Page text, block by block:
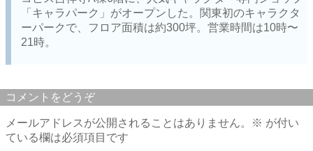
「キャラパーク」がオープンした。関東初のキャラクタ
ーパークで、フロア面積は約300坪。営業時間は10時〜
21時。
コメントをどうぞ
メールアドレスが公開されることはありません。 ※ が付い
ている欄は必須項目です